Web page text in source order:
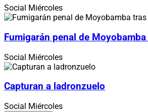
Social Miércoles
Fumigarán penal de
Social Miércoles
Capturan a ladronzuelo
Social Miércoles